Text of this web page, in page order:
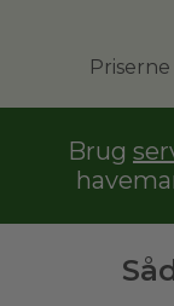
Brug